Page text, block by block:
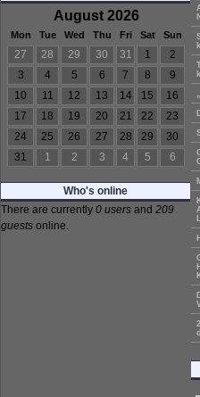
August 2026
Mon Tue Wed Thu Fri Sat Sun
27 28 29 30 31 1
2
3
4 5 6 7 8
9
10
11 12 13 14 15
16
17
18 19 20 21 22
23
24
25 26 27 28 29
30
31
1 2 3 4 5 6
Who's online
There are currently 0 users and 209
guests online.